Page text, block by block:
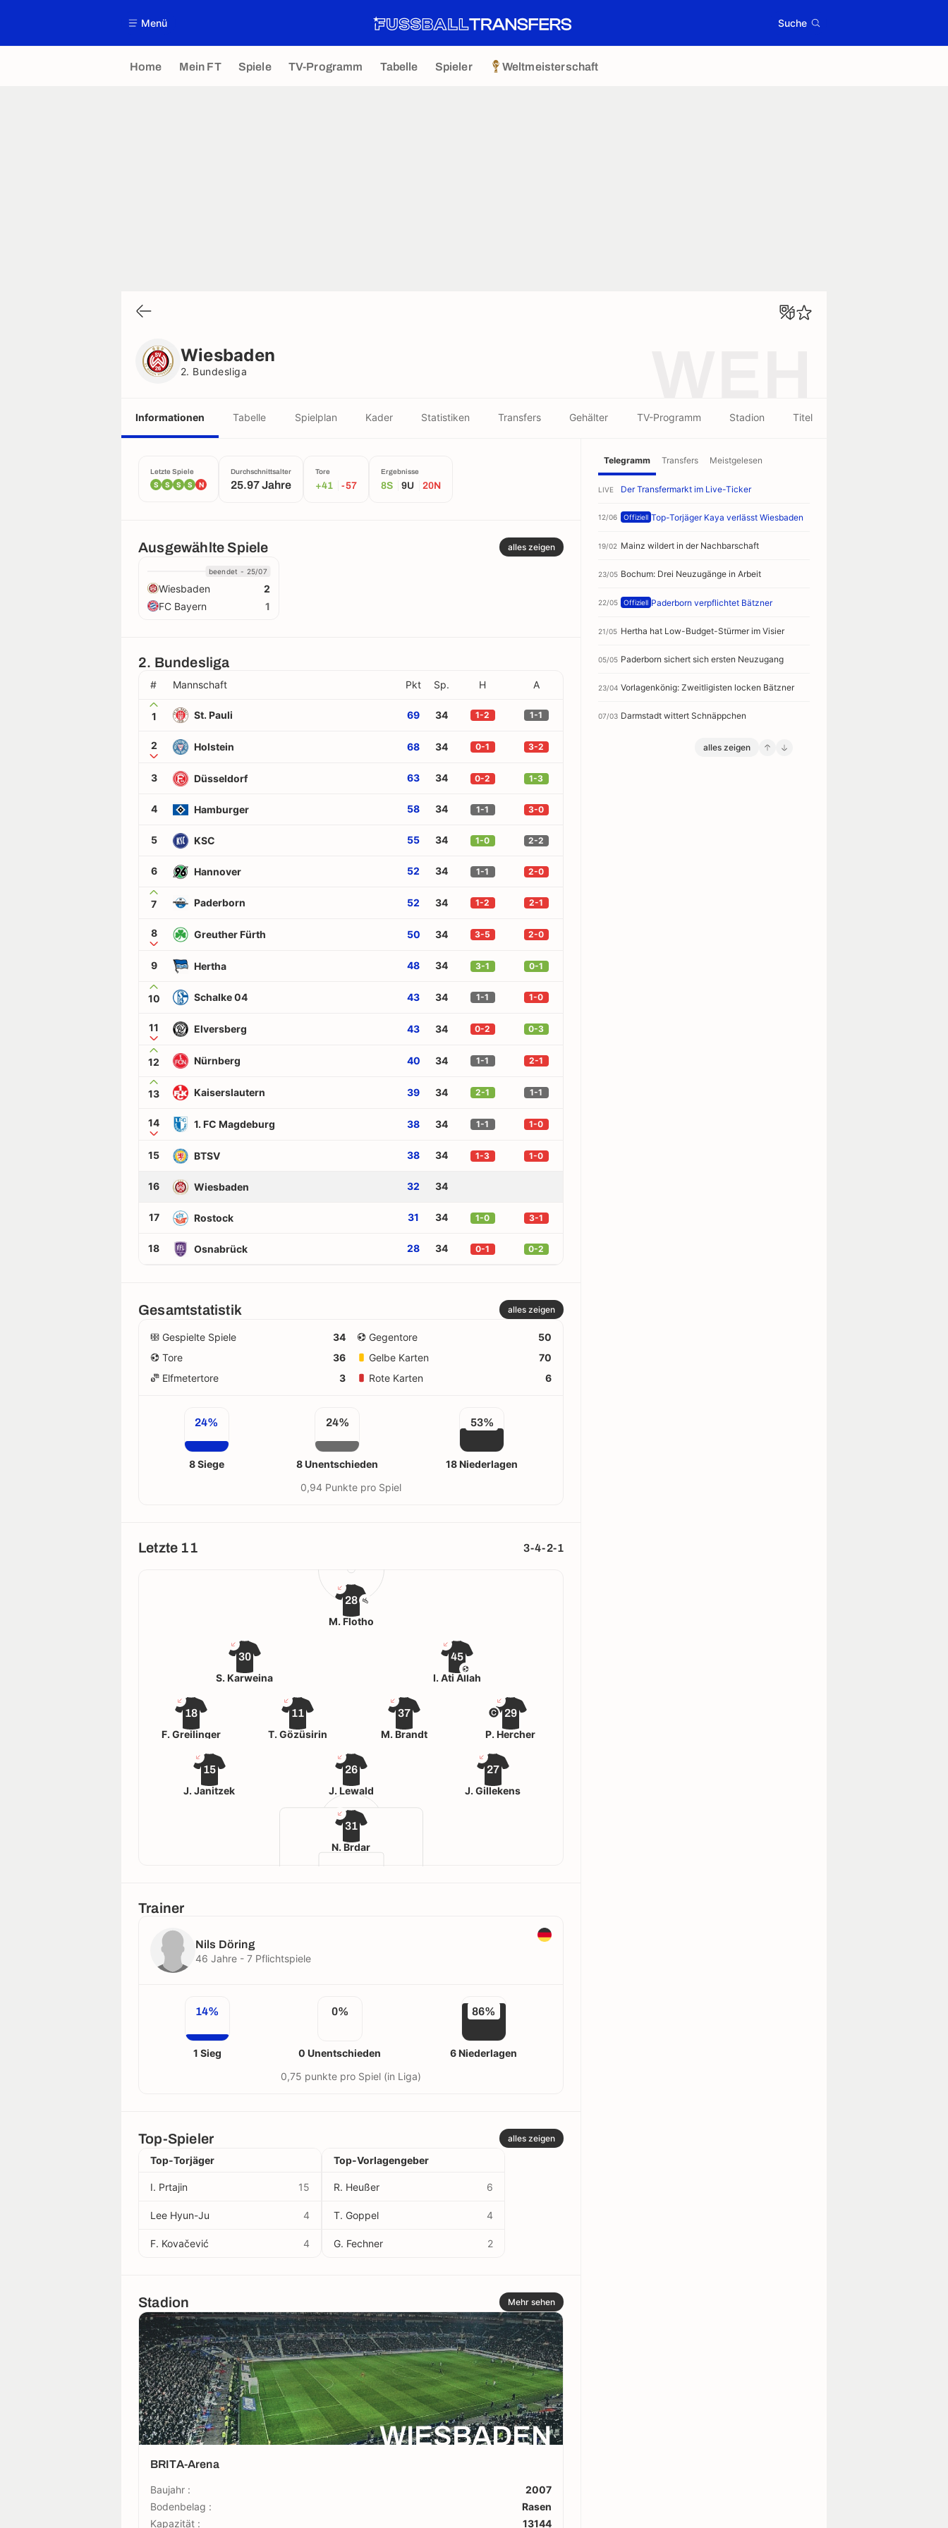
Menü Suche
Home Mein FT Spiele TV-Programm Tabelle Spieler Weltmeisterschaft
Wiesbaden
2. Bundesliga
Informationen Tabelle Spielplan Kader Statistiken Transfers Gehälter TV-Programm Stadion Titel
Letzte Spiele
S S S S N
Durchschnittsalter
25.97 Jahre
Tore
+41 -57
Ergebnisse
8S 9U 20N
Ausgewählte Spiele alles zeigen
beendet - 25/07
Wiesbaden
2
FC Bayern
1
2. Bundesliga
# Mannschaft Pkt Sp. H A
1 St. Pauli 69 34 1-2 1-1
2 Holstein 68 34 0-1 3-2
3 Düsseldorf 63 34 0-2 1-3
4 Hamburger 58 34 1-1 3-0
5 KSC 55 34 1-0 2-2
6 Hannover 52 34 1-1 2-0
7 Paderborn 52 34 1-2 2-1
8 Greuther Fürth 50 34 3-5 2-0
9 Hertha 48 34 3-1 0-1
10 Schalke 04 43 34 1-1 1-0
11 Elversberg 43 34 0-2 0-3
12 Nürnberg 40 34 1-1 2-1
13 Kaiserslautern 39 34 2-1 1-1
14 1. FC Magdeburg 38 34 1-1 1-0
15 BTSV 38 34 1-3 1-0
16 Wiesbaden 32 34
17 Rostock 31 34 1-0 3-1
18 Osnabrück 28 34 0-1 0-2
Gesamtstatistik alles zeigen
Gespielte Spiele 34 Gegentore
50
Tore
36 Gelbe Karten
70
Elfmetertore
3 Rote Karten 6
24%
8 Siege
24%
8 Unentschieden
53%
18 Niederlagen
0,94 Punkte pro Spiel
Letzte 11 3-4-2-1
31
N. Brdar
15
J. Janitzek
26
J. Lewald
27
J. Gillekens
18
F. Greilinger
11
T. Gözüsirin
37
M. Brandt
29
P. Hercher
30
S. Karweina
45
I. Ati Allah
28
M. Flotho
Trainer
Nils Döring
46 Jahre - 7 Pflichtspiele
14%
1 Sieg
0%
0 Unentschieden
86%
6 Niederlagen
0,75 punkte pro Spiel (in Liga)
Top-Spieler alles zeigen
Top-Torjäger
I. Prtajin 15
Lee Hyun-Ju 4
F. Kovačević 4
Top-Vorlagengeber
R. Heußer 6
T. Goppel 4
G. Fechner 2
Stadion Mehr sehen
WIESBADEN
BRITA-Arena
Baujahr :
2007
Bodenbelag :
Rasen
Kapazität :
13144
Telegramm Transfers Meistgelesen
LIVE Der Transfermarkt im Live-Ticker
12/06 Offiziell Top-Torjäger Kaya verlässt Wiesbaden
19/02 Mainz wildert in der Nachbarschaft
23/05 Bochum: Drei Neuzugänge in Arbeit
22/05 Offiziell Paderborn verpflichtet Bätzner
21/05 Hertha hat Low-Budget-Stürmer im Visier
05/05 Paderborn sichert sich ersten Neuzugang
23/04 Vorlagenkönig: Zweitligisten locken Bätzner
07/03 Darmstadt wittert Schnäppchen
alles zeigen